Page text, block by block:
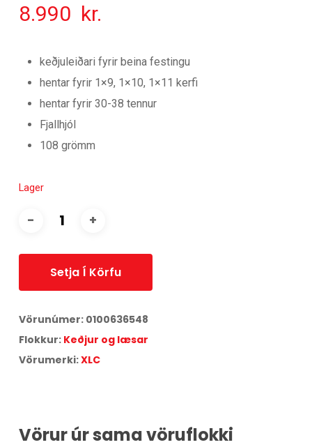
8.990 kr.
keðjuleiðari fyrir beina festingu
hentar fyrir 1×9, 1×10, 1×11 kerfi
hentar fyrir 30-38 tennur
Fjallhjól
108 grömm
Lager
Setja Í Körfu
Vörunúmer: 0100636548
Flokkur: Keðjur og læsar
Vörumerki:XLC
Vörur úr sama vöruflokki